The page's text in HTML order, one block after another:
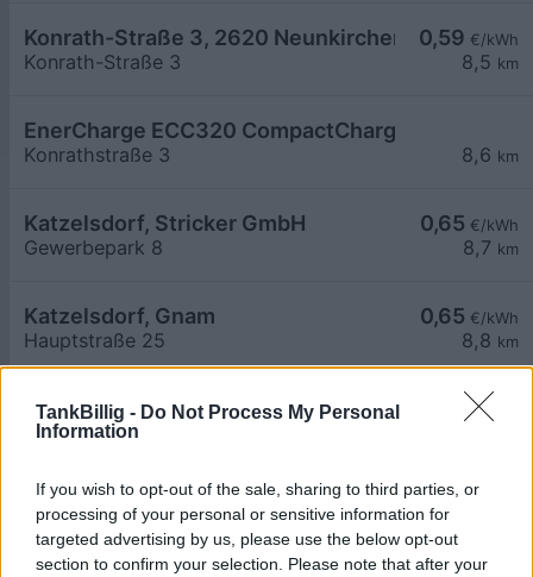
TankBillig - Do Not Process My Personal
Information
If you wish to opt-out of the sale, sharing to third parties, or
processing of your personal or sensitive information for
targeted advertising by us, please use the below opt-out
section to confirm your selection. Please note that after your
0,59 €/kWh
8,5 km
Konrath-Straße 3, 2620 Neunkirchen
Konrath-Straße 3
8,6 km
EnerCharge ECC320 CompactCharger mit
Konrathstraße 3
0,65 €/kWh
8,7 km
Katzelsdorf, Stricker GmbH
Gewerbepark 8
0,65 €/kWh
8,8 km
Katzelsdorf, Gnam
Hauptstraße 25
€/kWh
MTG262914
Gröhrmühlgasse 27
AT_Orthuber Cupra_2620_002 öffentlich
Augasse 22